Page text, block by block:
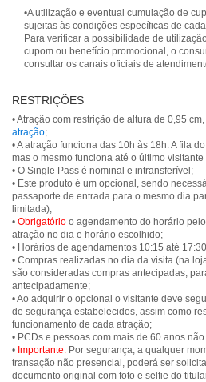
•A utilização e eventual cumulação de
sujeitas às condições específicas de
Para verificar a possibilidade de
cupom ou benefício promocional, o
consultar os canais oficiais de
RESTRIÇÕES
• Atração com restrição de altura de 0,95
atração;
• A atração funciona das 10h às 18h. A fila
mas o mesmo funciona até o último visitante
• O Single Pass é nominal e intransferível;
• Este produto é um opcional, sendo
passaporte de entrada para o mesmo dia
limitada);
• Obrigatório o agendamento do horário pelo
atração no dia e horário escolhido;
• Horários de agendamentos 10:15 até
• Compras realizadas no dia da visita (na
são consideradas compras antecipadas,
antecipadamente;
• Ao adquirir o opcional o visitante deve
de segurança estabelecidos, assim como
funcionamento de cada atração;
• PCDs e pessoas com mais de 60 anos
• Importante: Por segurança, a qualquer
transação não presencial, poderá ser
documento original com foto e selfie do